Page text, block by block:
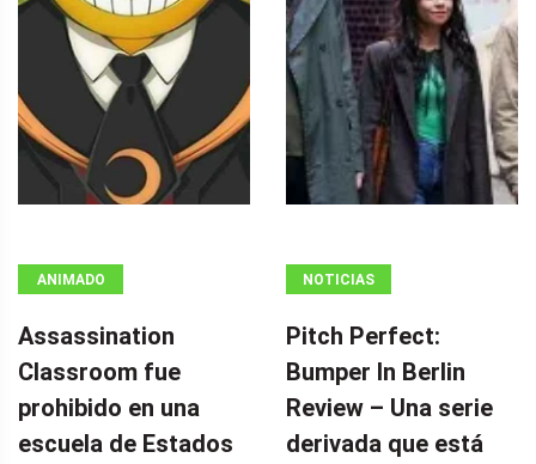
ANIMADO
Assassination
Classroom fue
prohibido en una
escuela de Estados
NOTICIAS
Pitch Perfect:
Bumper In Berlin
Review – Una serie
derivada que está